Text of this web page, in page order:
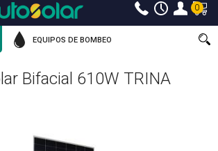
0
EQUIPOS DE BOMBEO
Bifacial 610W TRINA